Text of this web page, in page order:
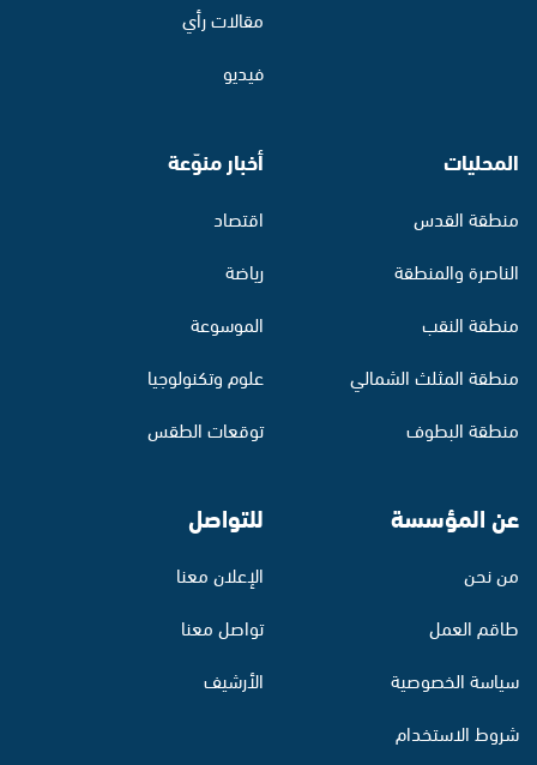
مقالات رأي
فيديو
المحليات
منطقة القدس
الناصرة والمنطقة
منطقة النقب
منطقة المثلث الشمالي
منطقة البطوف
أخبار منوّعة
اقتصاد
رياضة
الموسوعة
علوم وتكنولوجيا
توقعات الطقس
عن المؤسسة
من نحن
طاقم العمل
سياسة الخصوصية
شروط الاستخدام
للتواصل
الإعلان معنا
تواصل معنا
الأرشيف